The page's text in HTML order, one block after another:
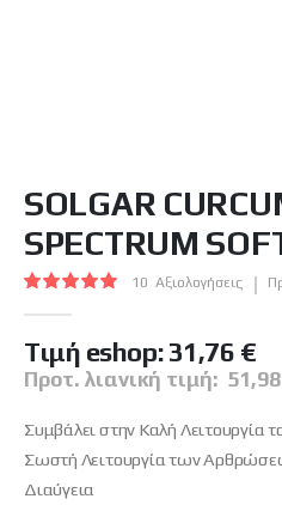
στην
της
συλλογής
SOLGAR
SPECTRUM
Βαθμολογία:
10 Αξιολογήσεις
Tιμή eshop:31,76 €
Προτ. λιανική τιμή:
Συμβάλει στην Καλή Λειτουργία
Σωστή Λειτουργία των
Διαύγεια